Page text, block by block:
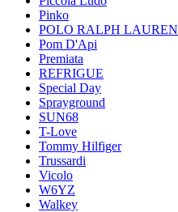
Pinko
POLO RALPH LAUREN
Pom D'Api
Premiata
REFRIGUE
Special Day
Sprayground
SUN68
T-Love
Tommy Hilfiger
Trussardi
Vicolo
W6YZ
Walkey